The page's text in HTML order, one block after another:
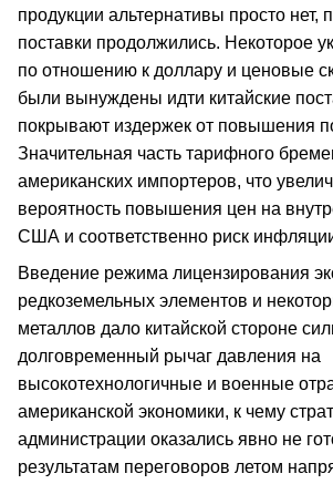
продукции альтернативы просто нет,
поставки продолжились. Некоторое
по отношению к доллару и ценовые
были вынуждены идти китайские
покрывают издержек от повышения
Значительная часть тарифного
американских импортеров, что
вероятность повышения цен на
США и соответственно риск
Введение режима лицензирования
редкоземельных элементов и
металлов дало китайской стороне
долговременный рычаг давления на
высокотехнологичные и военные
американской экономики, к чему
администрации оказались явно не
результатам переговоров летом